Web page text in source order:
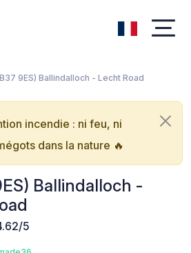
9ES) Ballindalloch - Lecht Road
incendie : ni feu, ni
dans la nature 🔥
Ballindalloch -
5